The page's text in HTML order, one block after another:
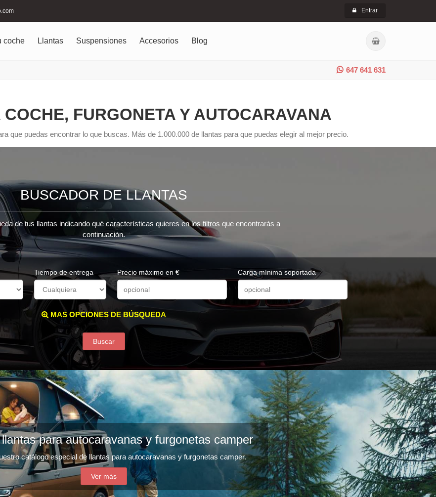
Entrar
coche Llantas Suspensiones Accesorios Blog
647 641 631
FURGONETA Y AUTOCARAVANA
que puedas encontrar lo que buscas. Más de 1.000.000 de llantas para que puedas elegir al mejor precio.
BUSCADOR DE LLANTAS
de tus llantas indicando qué características quieres en los filtros que encontrarás a
continuación.
Tiempo de entrega Precio máximo en € Carga mínima soportada
MAS OPCIONES DE BÚSQUEDA
Buscar
para autocaravanas y furgonetas camper
catálogo especial de llantas para autocaravanas y furgonetas camper.
Ver más